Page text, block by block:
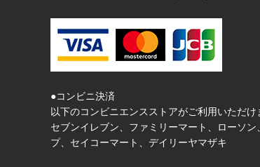
●コンビニ決済
以下のコンビニエンスストアがご利用いただけ
セブンイレブン、ファミリーマート、ローソン
プ、セイコーマート、デイリーヤマザキ